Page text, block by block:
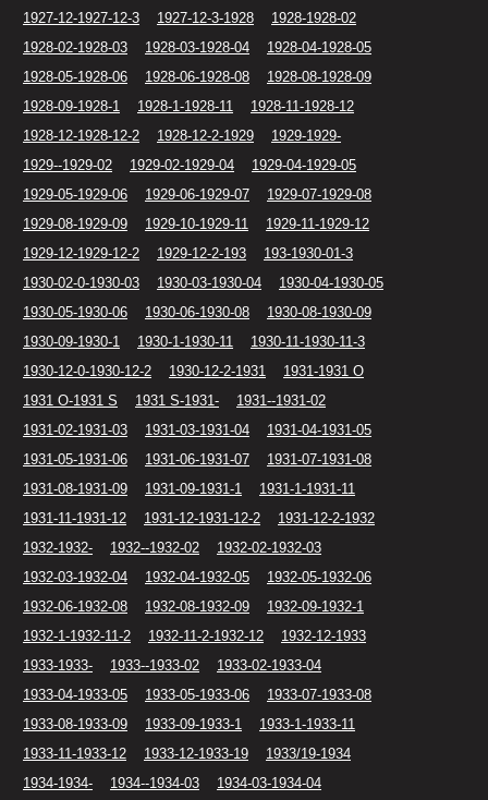
1927-12-1927-12-3 1927-12-3-1928
1928-1928-02
1928-02-1928-03
1928-03-1928-04
1928-04-1928-05
1928-05-1928-06
1928-06-1928-08
1928-08-1928-09
1928-09-1928-1
1928-1-1928-11
1928-11-1928-12
1928-12-1928-12-2
1928-12-2-1929
1929-1929-
1929--1929-02
1929-02-1929-04
1929-04-1929-05
1929-05-1929-06
1929-06-1929-07
1929-07-1929-08
1929-08-1929-09
1929-10-1929-11
1929-11-1929-12
1929-12-1929-12-2
1929-12-2-193
193-1930-01-3
1930-02-0-1930-03
1930-03-1930-04
1930-04-1930-05
1930-05-1930-06
1930-06-1930-08
1930-08-1930-09
1930-09-1930-1
1930-1-1930-11
1930-11-1930-11-3
1930-12-0-1930-12-2
1930-12-2-1931
1931-1931 O
1931 O-1931 S
1931 S-1931-
1931--1931-02
1931-02-1931-03
1931-03-1931-04
1931-04-1931-05
1931-05-1931-06
1931-06-1931-07
1931-07-1931-08
1931-08-1931-09
1931-09-1931-1
1931-1-1931-11
1931-11-1931-12
1931-12-1931-12-2
1931-12-2-1932
1932-1932-
1932--1932-02
1932-02-1932-03
1932-03-1932-04
1932-04-1932-05
1932-05-1932-06
1932-06-1932-08
1932-08-1932-09
1932-09-1932-1
1932-1-1932-11-2
1932-11-2-1932-12
1932-12-1933
1933-1933-
1933--1933-02
1933-02-1933-04
1933-04-1933-05
1933-05-1933-06
1933-07-1933-08
1933-08-1933-09
1933-09-1933-1
1933-1-1933-11
1933-11-1933-12
1933-12-1933-19
1933/19-1934
1934-1934-
1934--1934-03
1934-03-1934-04